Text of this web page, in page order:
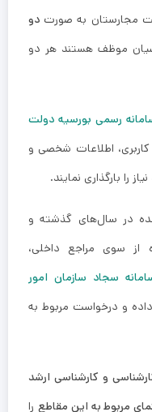
مجارستان به صورت دو
موظف هستند هر دو
رسمی بورسیه دولت
اطلاعات شخصی و
را بارگذاری نمایند.
در سال‌های گذشته و
از سوی مراجع داخلی،
سجاد سازمان امور
داده و درخواست مربوط به
و کارشناسی ارشد
مربوط به این مقاطع را